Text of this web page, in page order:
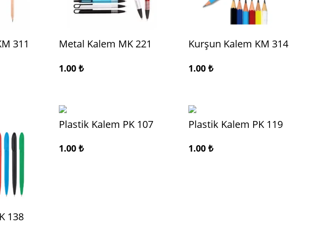
311 Metal Kalem MK 221
1.00 ₺
Kurşun Kalem KM 314
1.00 ₺
138
Plastik Kalem PK 107
1.00 ₺
Plastik Kalem PK 119
1.00 ₺